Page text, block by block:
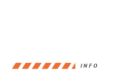
INFO